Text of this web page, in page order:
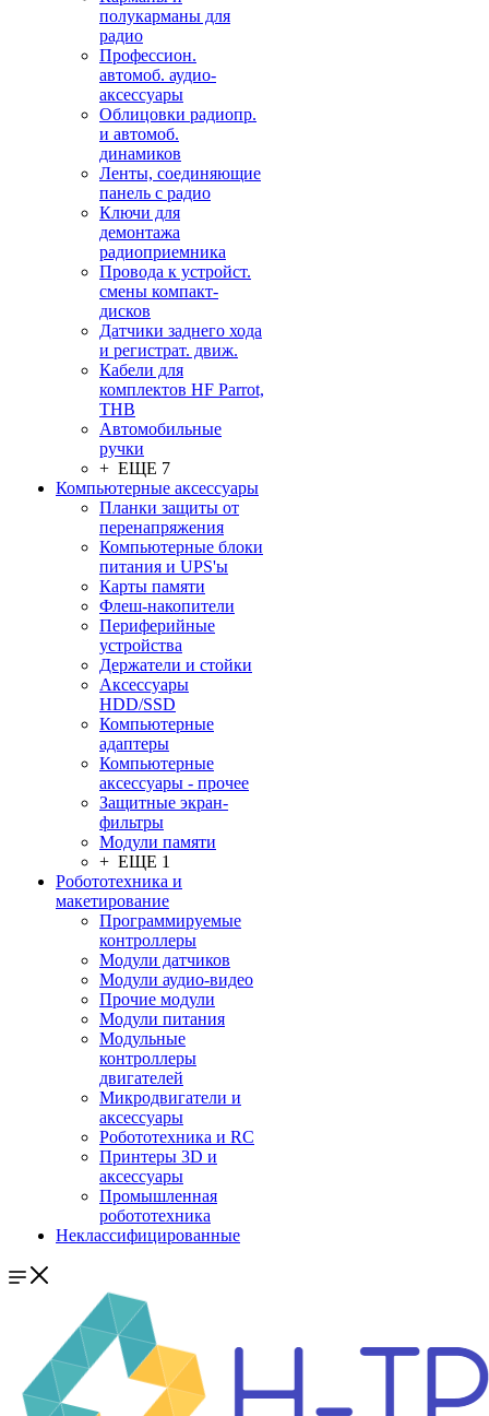
полукарманы для
радио
Профессион.
автомоб. аудио-
аксессуары
Облицовки радиопр.
и автомоб.
динамиков
Ленты, соединяющие
панель с радио
Ключи для
демонтажа
радиоприемника
Провода к устройст.
смены компакт-
дисков
Датчики заднего хода
и регистрат. движ.
Кабели для
комплектов HF Parrot,
THB
Автомобильные
ручки
+ ЕЩЕ 7
Компьютерные аксессуары
Планки защиты от
перенапряжения
Компьютерные блоки
питания и UPS'ы
Карты памяти
Флеш-накопители
Периферийные
устройства
Держатели и стойки
Аксессуары
HDD/SSD
Компьютерные
адаптеры
Компьютерные
аксессуары - прочее
Защитные экран-
фильтры
Модули памяти
+ ЕЩЕ 1
Робототехника и
макетирование
Программируемые
контроллеры
Модули датчиков
Модули аудио-видео
Прочие модули
Модули питания
Модульные
контроллеры
двигателей
Микродвигатели и
аксессуары
Робототехника и RC
Принтеры 3D и
аксессуары
Промышленная
робототехника
Неклассифицированные